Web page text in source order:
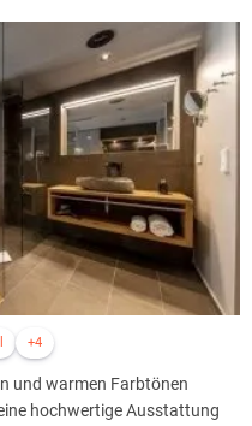
+4
und warmen Farbtönen
hochwertige Ausstattung